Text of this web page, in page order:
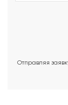
Отправляя